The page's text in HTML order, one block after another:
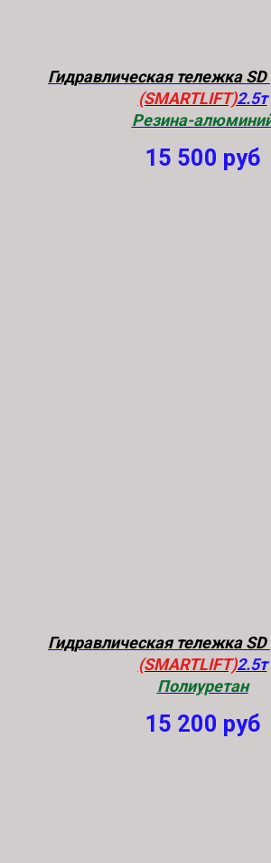
Гидравлическая тележка SD
(SMARTLIFT)2.5т
Резина-
15 500 руб
Гидравлическая тележка SD
(SMARTLIFT)2.5т
Полиуретан
15 200 руб